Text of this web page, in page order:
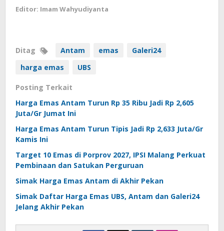
Editor: Imam Wahyudiyanta
Ditag Antam emas
Galeri24
harga emas
UBS
Posting Terkait
Harga Emas Antam Turun Rp 35 Ribu Jadi Rp 2,605
Juta/Gr Jumat Ini
Harga Emas Antam Turun Tipis Jadi Rp 2,633 Juta/Gr
Kamis Ini
Target 10 Emas di Porprov 2027, IPSI Malang Perkuat
Pembinaan dan Satukan Perguruan
Simak Harga Emas Antam di Akhir Pekan
Simak Daftar Harga Emas UBS, Antam dan Galeri24
Jelang Akhir Pekan